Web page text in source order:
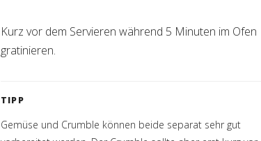
Kurz vor dem Servieren während 5 Minuten im Ofen
gratinieren.
TIPP
Gemüse und Crumble können beide separat sehr gut